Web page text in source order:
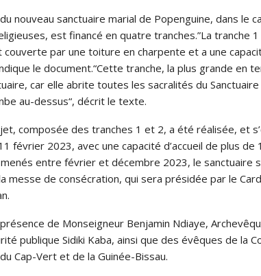
nouveau sanctuaire marial de Popenguine, dans le
est financé en quatre tranches.”La tranche
par une toiture en charpente et a une
le document.“Cette tranche, la plus grande en
car elle abrite toutes les sacralités du
au-dessus“, décrit le texte.
composée des tranches 1 et 2, a été réalisée, et
février 2023, avec une capacité d’accueil de plus de
entre février et décembre 2023, le sanctuaire
messe de consécration, qui sera présidée par le
de Monseigneur Benjamin Ndiaye,
publique Sidiki Kaba, ainsi que des évêques de la
Cap-Vert et de la Guinée-Bissau.